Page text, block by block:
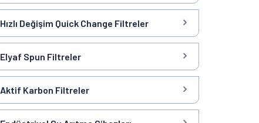
Hızlı Değişim Quick Change Filtreler
Elyaf Spun Filtreler
Aktif Karbon Filtreler